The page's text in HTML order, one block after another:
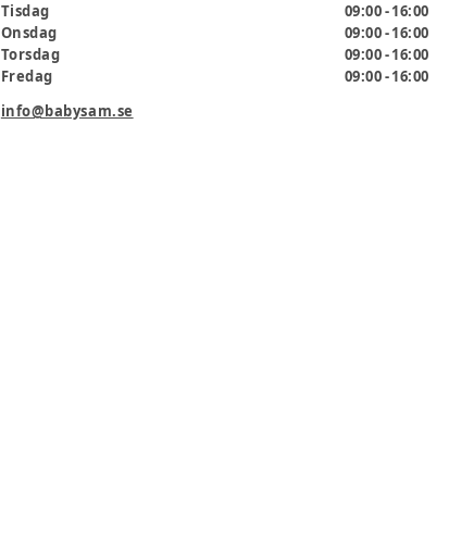
Tisdag
09:00 - 16:00
Onsdag
09:00 - 16:00
Torsdag
09:00 - 16:00
Fredag
09:00 - 16:00
info@babysam.se